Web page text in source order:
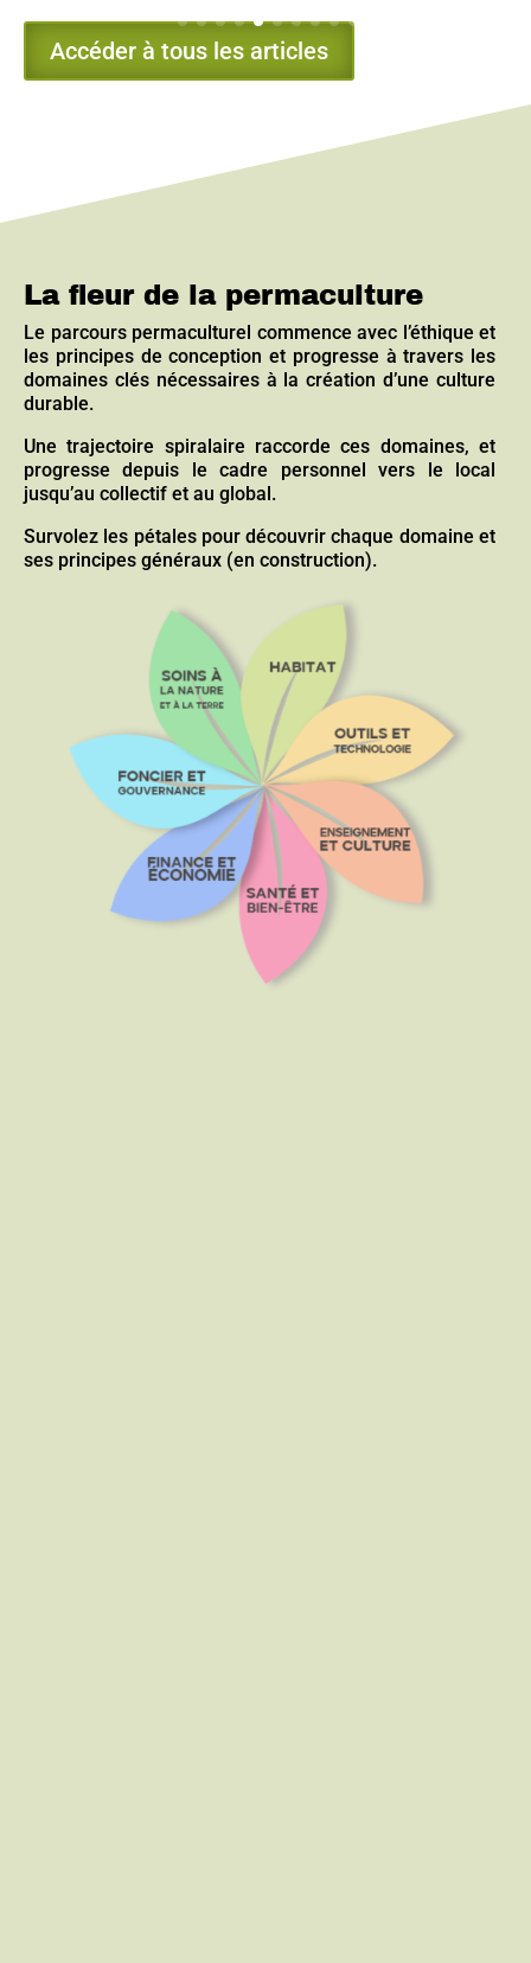
Accéder à tous les articles
La fleur de la permaculture
Le parcours permaculturel commence avec l’éthique et
les principes de conception et progresse à travers les
domaines clés nécessaires à la création d’une culture
durable.
Une trajectoire spiralaire raccorde ces domaines, et
progresse depuis le cadre personnel vers le local
jusqu’au collectif et au global.
Survolez les pétales pour découvrir chaque domaine et
ses principes généraux (en construction).